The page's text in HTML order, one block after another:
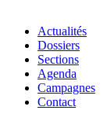
Actualités
Dossiers
Sections
Agenda
Campagnes
Contact